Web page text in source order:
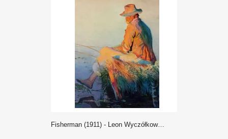
Fisherman (1911) - Leon Wyczółkowski